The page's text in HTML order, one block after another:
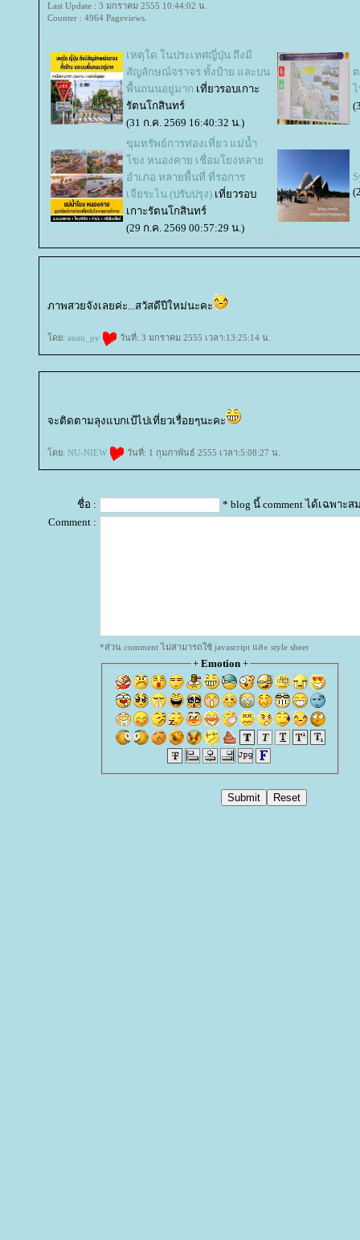
Last Update : 3 มกราคม 2555 10:44:02 น.
Counter : 4964 Pageviews.
เหตุใด ในประเทศญี่ปุ่น ถึงมี
สัญลักษณ์จราจร ทั้งป้าย และบน
พื้นถนนอยู่มาก เที่ยวรอบเกาะ
รัตนโกสินทร์
(31 ก.ค. 2569 16:40:32 น.)
ขุมทรัพย์การท่องเที่ยว แม่น้ำ
ขง หนองคาย เชื่อมโยงหลา
อำเภอ หลายพื้นที่ ที่รอการ
เจียระไน (ปรับปรุง) เที่ยวรอบ
เกาะรัตนโกสินทร์
(29 ก.ค. 2569 00:57:29 น.)
ภาพสวยจังเลยค่ะ...สวัสดีปีใหม่นะคะ
ดย: auau_py วันที่: 3 มกราคม 2555 เวลา:13:25:14 น.
จะติดตามลุงแบกเป้ไปเที่ยวเรื่อยๆนะคะ
ดย: NU-NIEW วันที่: 1 กุมภาพันธ์ 2555 เวลา:5:08:27 น.
ชื่อ :
* blog นี้ comment ได้เฉพาะส
Comment :
*ส่วน comment ไม่สามารถใช้ javascript และ style sheet
+ Emotion+